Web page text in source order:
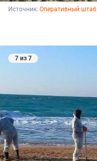
Источник: Оперативный штаб
7 из 7